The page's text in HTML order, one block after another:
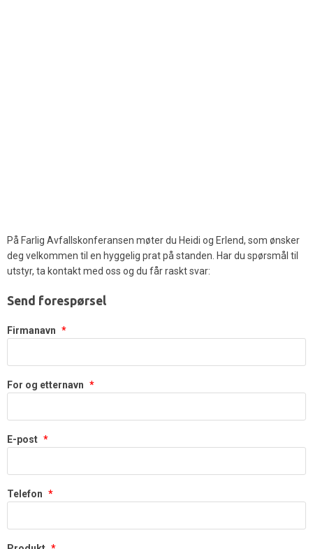
På Farlig Avfallskonferansen møter du Heidi og Erlend, som ønsker
deg velkommen til en hyggelig prat på standen. Har du spørsmål til
utstyr, ta kontakt med oss og du får raskt svar:
Send forespørsel
Firmanavn *
For og etternavn *
E-post *
Telefon *